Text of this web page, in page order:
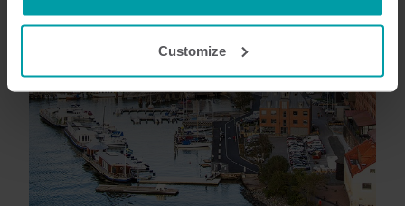
cookie is installed by someone other than us, such as
analysis programmes.
You can at any time change or withdraw your consent
from the Cookie Declarationhere .
Customize